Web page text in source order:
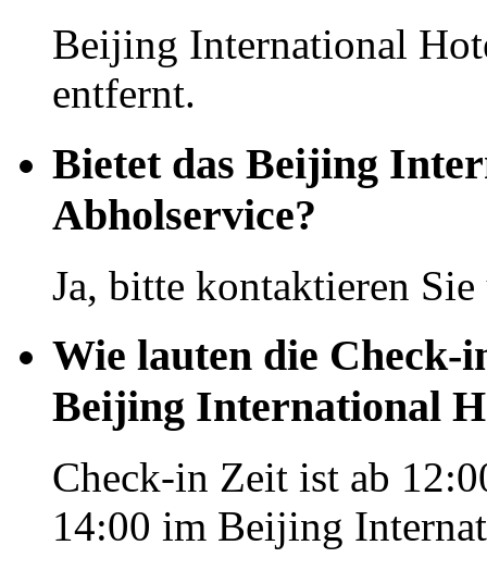
Beijing International
entfernt.
Bietet das Beijing
Abholservice?
Ja, bitte kontaktieren
Wie lauten die Check-
Beijing International
Check-in Zeit ist ab
14:00 im Beijing